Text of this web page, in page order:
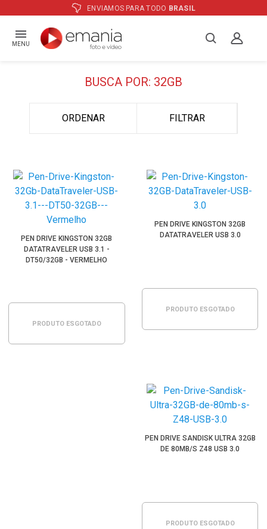
ENVIAMOS PARA TODO BRASIL
MENU
BUSCA POR: 32GB
ORDENAR FILTRAR
PEN DRIVE KINGSTON 32GB
DATATRAVELER USB 3.1 -
DT50/32GB - VERMELHO
PRODUTO ESGOTADO
PEN DRIVE KINGSTON 32GB
DATATRAVELER USB 3.0
PRODUTO ESGOTADO
PEN DRIVE SANDISK ULTRA 32GB
DE 80MB/S Z48 USB 3.0
PRODUTO ESGOTADO